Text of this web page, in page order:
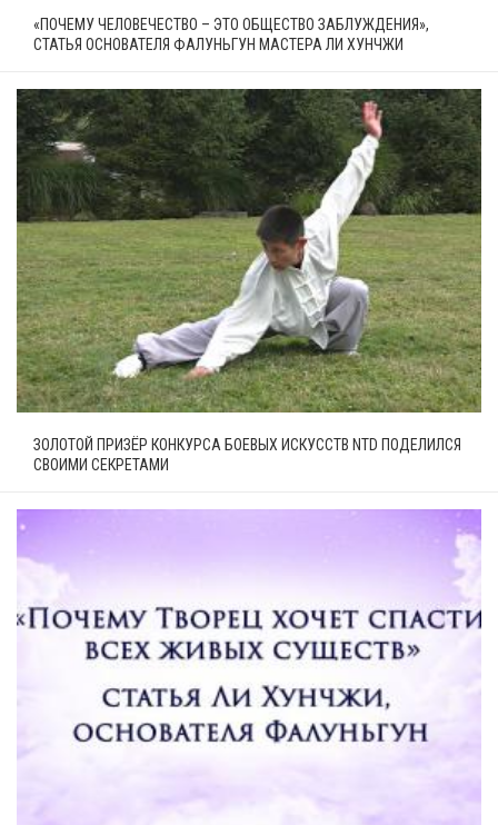
«ПОЧЕМУ ЧЕЛОВЕЧЕСТВО – ЭТО ОБЩЕСТВО ЗАБЛУЖДЕНИЯ»,
СТАТЬЯ ОСНОВАТЕЛЯ ФАЛУНЬГУН МАСТЕРА ЛИ ХУНЧЖИ
ЗОЛОТОЙ ПРИЗЁР КОНКУРСА БОЕВЫХ ИСКУССТВ NTD ПОДЕЛИЛСЯ
СВОИМИ СЕКРЕТАМИ